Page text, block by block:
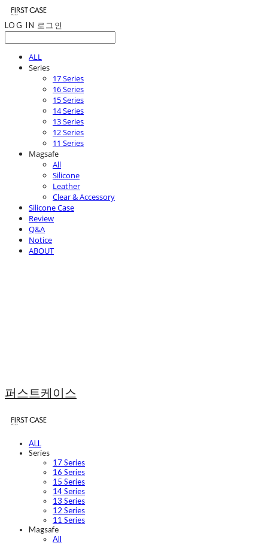
LOG IN 로그인
ALL
Series
17 Series
16 Series
15 Series
14 Series
13 Series
12 Series
11 Series
Magsafe
All
Silicone
Leather
Clear & Accessory
Silicone Case
Review
Q&A
Notice
ABOUT
퍼스트케이스
ALL
Series
17 Series
16 Series
15 Series
14 Series
13 Series
12 Series
11 Series
Magsafe
All